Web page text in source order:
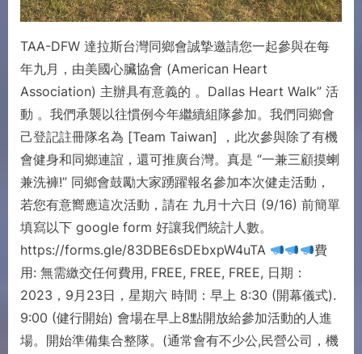
TAA-DFW 達拉斯台灣同鄉會誠摯邀請您一起參與在每
年九月，由美國心臟協會 (American Heart
Association) 主辦具有意義的 。Dallas Heart Walk” 活
動 。我們承襲以往慣例今年繼續組隊參加。我們同鄉會
己登記註冊隊名為 [Team Taiwan] ，此次參與除了有機
會健身和同鄉連誼，還可推廣台灣。真是 “一兼三顧摸蝲
兼洗褲!” 同鄉會鼓勵大家踴躍報名參加本次健走活動，
若您有意嚮應這次活動，請在 九月十六日 (9/16) 前簡單
填寫以下 google form 好讓我們統計人數。
https://forms.gle/83DBE6sDEbxpW4uTA
費
用: 無需繳交任何費用, FREE, FREE, FREE, 日期：
2023，9月23日，星期六 時間：早上 8:30 (開幕儀式).
9:00 (健行開始) 會場在早上8點開放給參加活動的人進
場。開始準備集合整隊。(通常會有不少公,民營公司，機